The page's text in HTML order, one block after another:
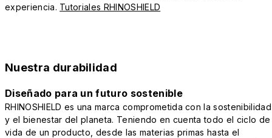
experiencia. Tutoriales RHINOSHIELD
Nuestra durabilidad
Diseñado para un futuro sostenible
RHINOSHIELD es una marca comprometida con la sostenibilidad
y el bienestar del planeta. Teniendo en cuenta todo el ciclo de
vida de un producto, desde las materias primas hasta el